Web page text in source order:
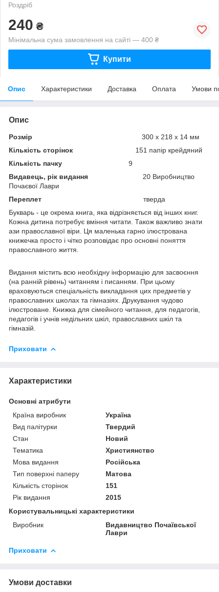
Роздріб
240 ₴
Мінімальна сума замовлення на сайті — 400 ₴
Купити
Опис Характеристики Доставка Оплата Умови
Опис
Розмір 300 х 218 х 14 мм
Кількість сторінок
151 папір крейдяний
Кількість пачку
9
Видавець, рік видання
20 Виробництво
Почаєвої Лаври
Переплет
тверда
Букварь - це окрема книга, яка відрізняється від інших книг.
Кожна дитина потребує вміння читати. Також важливо знати
ази православної віри. Ця маленька гарно ілюстрована
книжечка просто і чітко розповідає про основні поняття
православного життя.
Видання містить всю необхідну інформацію для засвоєння
(на ранній рівень) читанням і писанням. При цьому
враховуються спеціальність викладання цих предметів у
православних школах та гімназіях. Друкування чудово
ілюстроване. Книжка для сімейного читання, для педагогів,
педагогів і учнів недільних шкіл, православних шкіл та
гімназій.
Приховати
Характеристики
Основні атрибути
Країна виробник
Україна
Вид палітурки
Твердий
Стан
Новий
Тематика
Християнство
Мова видання
Російська
Тип поверхні паперу
Матова
Кількість сторінок
151
Рік видання
2015
Користувальницькі характеристики
Виробник
Видавництво Почаївської
Лаври
Приховати
Умови доставки